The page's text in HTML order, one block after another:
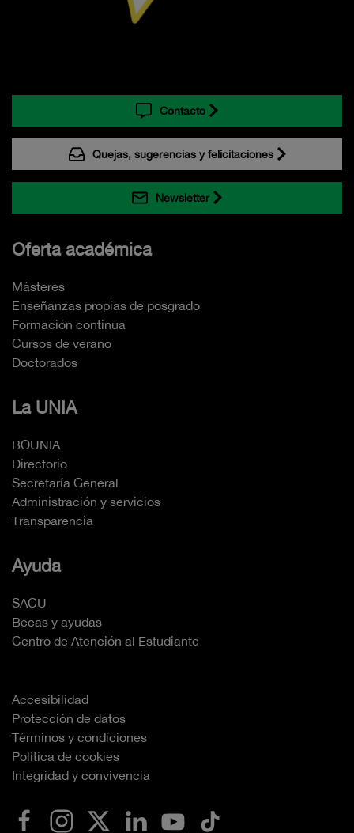
Contacto
Quejas, sugerencias y felicitaciones
Newsletter
Oferta académica
Másteres
Enseñanzas propias de posgrado
Formación continua
Cursos de verano
Doctorados
La UNIA
BOUNIA
Directorio
Secretaría General
Administración y servicios
Transparencia
Ayuda
SACU
Becas y ayudas
Centro de Atención al Estudiante
Accesibilidad
Protección de datos
Términos y condiciones
Política de cookies
Integridad y convivencia